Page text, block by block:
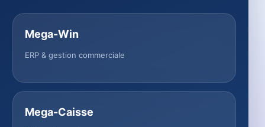
Mega-Win
ERP & gestion commerciale
Mega-Caisse